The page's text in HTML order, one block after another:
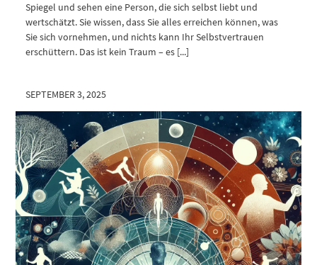
Spiegel und sehen eine Person, die sich selbst liebt und
wertschätzt. Sie wissen, dass Sie alles erreichen können, was
Sie sich vornehmen, und nichts kann Ihr Selbstvertrauen
erschüttern. Das ist kein Traum – es [...]
SEPTEMBER 3, 2025